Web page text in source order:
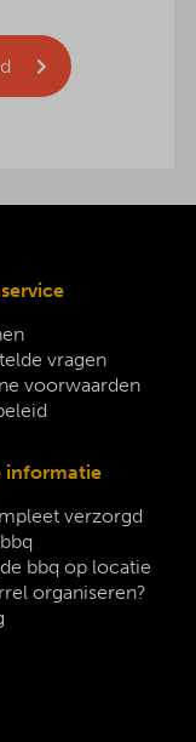
vragen
voorwaarden
informatie
verzorgd
bbq op locatie
organiseren?